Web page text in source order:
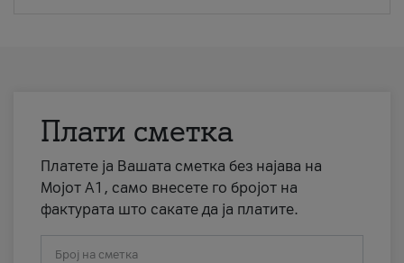
Плати сметка
Платете ја Вашата сметка без најава на
Мојот А1, само внесете го бројот на
фактурата што сакате да ја платите.
Број на сметка